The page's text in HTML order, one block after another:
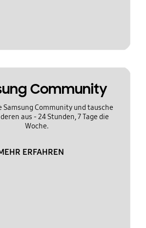
Community
Samsung Community und tausche
aus - 24 Stunden, 7 Tage die
Woche.
ERFAHREN